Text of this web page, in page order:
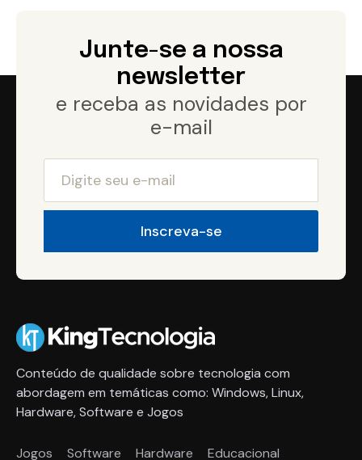
Junte-se a nossa
newsletter
e receba as novidades por
e-mail
Conteúdo de qualidade sobre tecnologia com
abordagem em temáticas como: Windows, Linux,
Hardware, Software e Jogos
Jogos Software Hardware Educacional